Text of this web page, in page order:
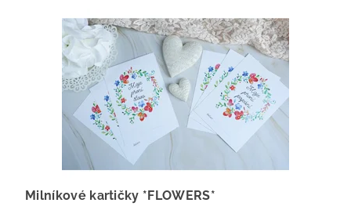
Milníkové kartičky *FLOWERS*